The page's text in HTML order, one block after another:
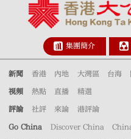
集團簡介
新聞 香港 內地 大灣區 台海
視頻 熱點 直播 精選
評論 社評 來論 港評論
Go China Discover China